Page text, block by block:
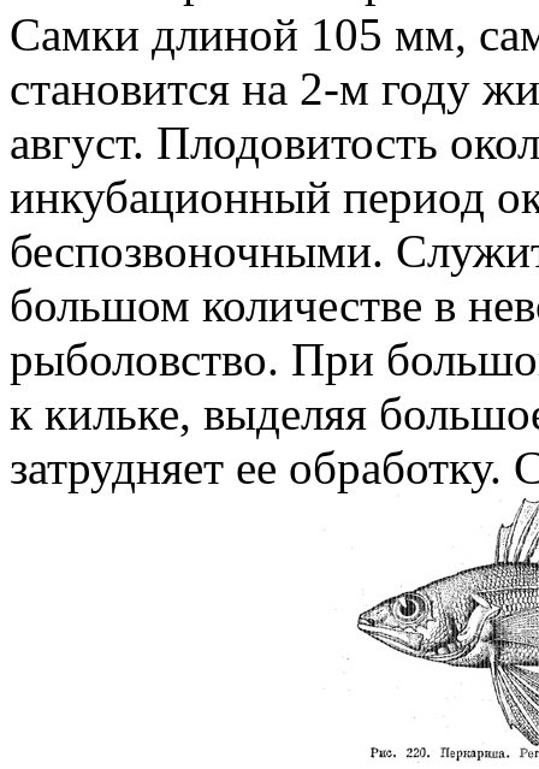
Самки длиной 105 мм,
становится на 2-м году
август. Плодовитость
инкубационный период
беспозвоночными.
большом количестве в
рыболовство. При
к кильке, выделяя
затрудняет ее обработку.